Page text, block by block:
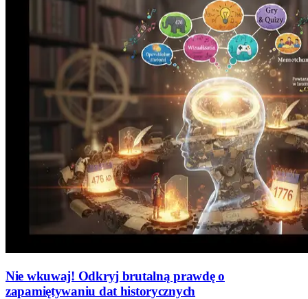
Nie wkuwaj! Odkryj brutalną prawdę o
zapamiętywaniu dat historycznych